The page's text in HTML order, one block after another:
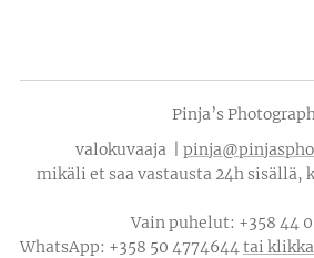
Pinja’s
valokuvaaja |
mikäli et saa vastausta 24h sisällä,
Vain puhelut: +358 44
WhatsApp: +358 50 4774644tai